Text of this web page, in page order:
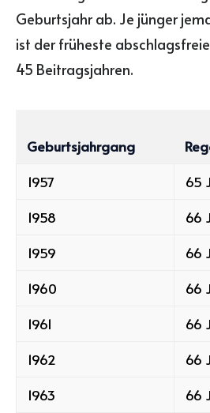
Geburtsjahr ab. Je jünger
ist der früheste
45 Beitragsjahren.
Geburtsjahrgang
1957
65
1958
66
1959
66
1960
66
1961
66
1962
66
1963
66